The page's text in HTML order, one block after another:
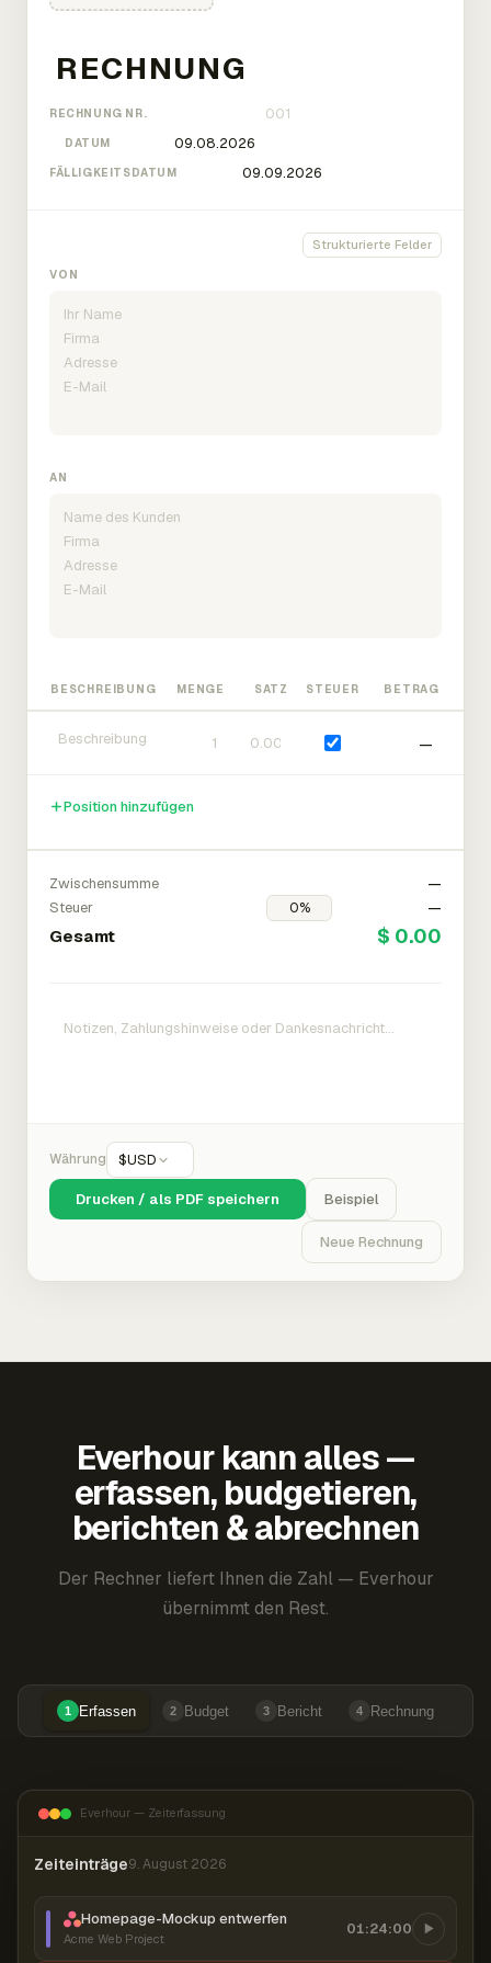
RECHNUNG NR.
DATUM
FÄLLIGKEITSDATUM
Strukturierte Felder
VON
AN
BESCHREIBUNG MENGE SATZ STEUER BETRAG
—
Position hinzufügen
Zwischensumme
—
Steuer
—
Gesamt $ 0.00
Währung $USD
Drucken / als PDF speichern Beispiel
Neue Rechnung
Everhour kann alles —
erfassen, budgetieren,
berichten & abrechnen
Der Rechner liefert Ihnen die Zahl — Everhour
übernimmt den Rest.
1 Erfassen 2 Budget 3 Bericht 4 Rechnung
Everhour — Zeiterfassung
Zeiteinträge9. August 2026
Homepage-Mockup entwerfen
Acme Web Project
01:24:00